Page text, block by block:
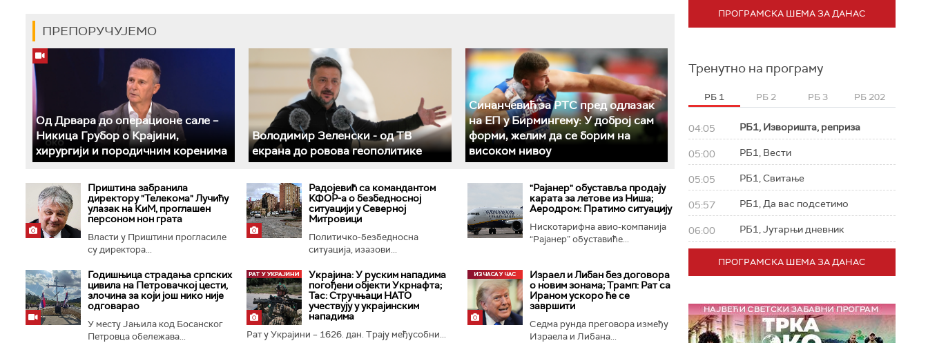
ПРЕПОРУЧУЈЕМО
Од Дрвара до операционе сале –
Никица Грубор о Крајини,
хирургији и породичним коренима
Володимир Зеленски - од ТВ
екрана до ровова геополитике
Синанчевић за РТС пред одлазак
на ЕП у Бирмингему: У доброј сам
форми, желим да се борим на
високом нивоу
Приштина забранила
директору "Телекома" Лучићу
улазак на КиМ, проглашен
персоном нон грата
Власти у Приштини прогласиле
су директора...
Радојевић са командантом
КФОР-а о безбедносној
ситуацији у Северној
Митровици
Политичко-безбедносна
ситуација, изазови...
"Рајанер" обуставља продају
карата за летове из Ниша;
Аеродром: Пратимо ситуацију
Нискотарифна авио-компанија
“Рајанер” обуставиће...
Годишњица страдања српских
цивила на Петровачкој цести,
злочина за који још нико није
одговарао
У месту Јањила код Босанског
Петровца обележава...
Украјина: У руским нападима
погођени објекти Укрнафта;
Тас: Стручњаци НАТО
учествују у украјинским
нападима
Рат у Украјини – 1626. дан. Трају међусобни...
Израел и Либан без договора
о новим зонама; Трамп: Рат са
Ираном ускоро ће се
завршити
Седма рунда преговора између
Израела и Либана...
ПРОГРАМСКА ШЕМА ЗА ДАНАС
Тренутно на програму
РБ 1 РБ 2 РБ 3 РБ 202
04:05 РБ1, Изворишта, реприза
05:00 РБ1, Вести
05:05 РБ1, Свитање
05:57 РБ1, Да вас подсетимо
06:00 РБ1, Јутарњи дневник
ПРОГРАМСКА ШЕМА ЗА ДАНАС